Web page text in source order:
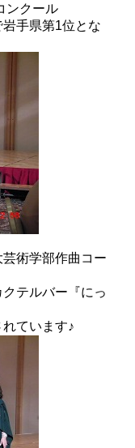
ンクール
手県第1位とな
術学部作曲コー
テルバー『にっ
ています♪